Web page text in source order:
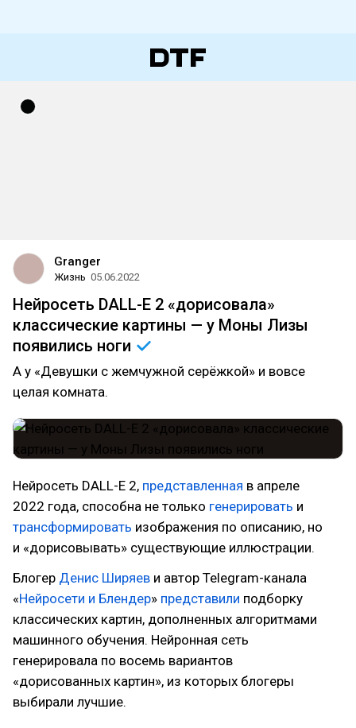
Granger
Жизнь 05.06.2022
Нейросеть DALL-E 2 «дорисовала»
классические картины — у Моны Лизы
появились ноги
А у «Девушки с жемчужной серёжкой» и вовсе
целая комната.
Нейросеть DALL-E 2, представленная в апреле
2022 года, способна не только генерировать и
трансформировать изображения по описанию, но
и «дорисовывать» существующие иллюстрации.
Блогер Денис Ширяев и автор Telegram-канала
«Нейросети и Блендер» представили подборку
классических картин, дополненных алгоритмами
машинного обучения. Нейронная сеть
генерировала по восемь вариантов
«дорисованных картин», из которых блогеры
выбирали лучшие.